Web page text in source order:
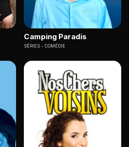
Camping Paradis
SÉRIES COMÉDIE